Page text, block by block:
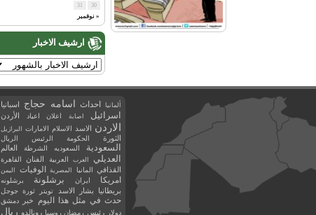
« نوفمبر
30
31
ارشيف الاخبار
ألمانيا احداث اسامه حجاج اسبانيا
اسرائيل اصابة اعلان اعياد الأردن
الاردن الاسد الاسلام الامارات البرازيل
الثورة الحكومة الرئيس الريال
السعودية السعوديه الشرطة العالم
العديلي العرب العربية الفنان القاهرة
القذافي المانيا المصرية الوفيات اليمن
امريكا ايران برشلونة برشلونه
بريطانيا بشار الاسد تويتر ثورة جوجل
حدث في مثل هذا اليوم خبر
دمشق
دولار
رئيس رمضان روسيا رونالدو ريال